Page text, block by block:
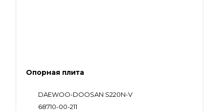
Опорная плита
DAEWOO-DOOSAN S220N-V
68710-00-211